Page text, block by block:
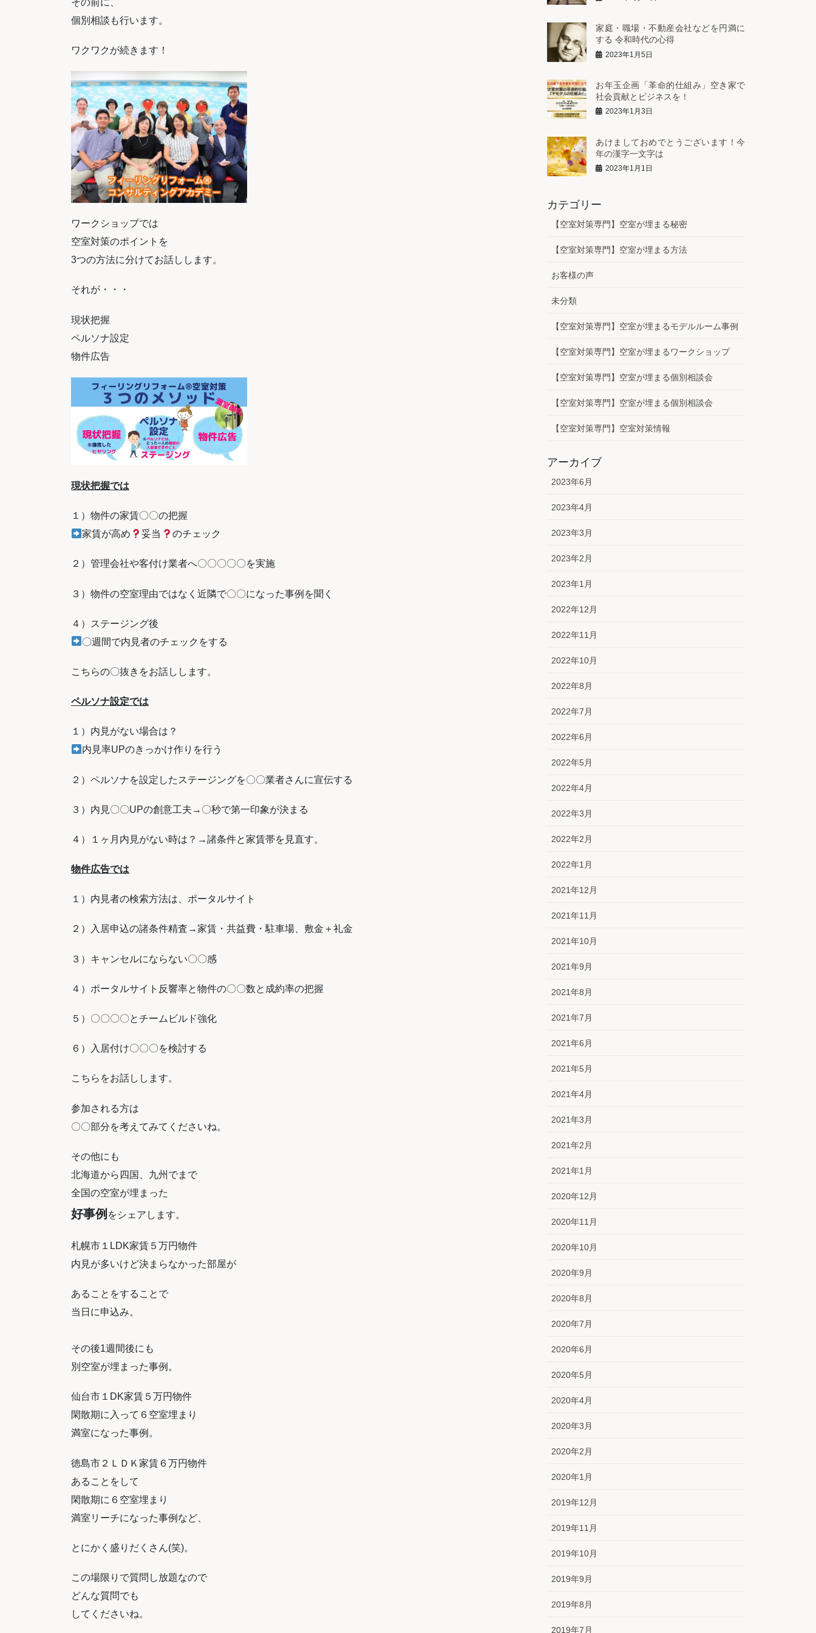
その前に、
個別相談も行います。
ワクワクが続きます！
ワークショップでは
空室対策のポイントを
3つの方法に分けてお話しします。
それが・・・
現状把握
ペルソナ設定
物件広告
現状把握では
１）物件の家賃〇〇の把握
家賃が高め
妥当 のチェック
２）管理会社や客付け業者へ〇〇〇〇〇を実施
３）物件の空室理由ではなく 近隣で〇〇になった事例を聞く
４）ステージング後
〇週間で内見者のチェックをする
こちらの〇抜きをお話しします。
ペルソナ設定では
１）内見がない場合は？
内見率UPのきっかけ作りを行う
２）ペルソナを設定したステージングを〇〇業者さんに宣伝する
３）内見〇〇UPの創意工夫 → 〇秒で第一印象が決まる
４）１ヶ月内見がない時は？ →諸条件と家賃帯を見直す。
物件広告では
１）内見者の検索方法は、ポータルサイト
２）入居申込の諸条件精査 →家賃・共益費・駐車場、敷金＋礼金
３）キャンセルにならない〇〇感
４）ポータルサイト反響率と物件の〇〇数と成約率の把握
５）〇〇〇〇とチームビルド強化
６）入居付け〇〇〇を検討する
こちらをお話しします。
参加される方は
〇〇部分を考えてみてくださいね。
その他にも
北海道から四国、九州でまで
全国の空室が埋まった
好事例 をシェアします。
札幌市１ LDK家賃５万円物件
内見が多いけど決まらなかった部屋が
あることをすることで
当日に申込み。
その後1週間後にも
別空室が埋まった事例。
仙台市１ DK家賃５万円物件
閑散期に入って ６空室埋まり
満室になった事例。
徳島市２ＬＤＫ家賃６万円物件
あることをして
閑散期に ６空室埋まり
満室リーチになった事例など、
とにかく盛りだくさん(笑)。
この場限りで質問し放題なので
どんな質問でも
してくださいね。
家庭・職場・不動産会社などを円満に
する 令和時代の心得
2023年1月5日
お年玉企画「革命的仕組み」空き家で
社会貢献とビジネスを！
2023年1月3日
あけましておめでとうございます！今
年の漢字一文字は
2023年1月1日
カテゴリー
【空室対策専門】空室が埋まる秘密
【空室対策専門】空室が埋まる方法
お客様の声
未分類
【空室対策専門】空室が埋まるモデルルーム事例
【空室対策専門】空室が埋まるワークショップ
【空室対策専門】空室が埋まる個別相談会
【空室対策専門】空室が埋まる個別相談会
【空室対策専門】空室対策情報
アーカイブ
2023年6月
2023年4月
2023年3月
2023年2月
2023年1月
2022年12月
2022年11月
2022年10月
2022年8月
2022年7月
2022年6月
2022年5月
2022年4月
2022年3月
2022年2月
2022年1月
2021年12月
2021年11月
2021年10月
2021年9月
2021年8月
2021年7月
2021年6月
2021年5月
2021年4月
2021年3月
2021年2月
2021年1月
2020年12月
2020年11月
2020年10月
2020年9月
2020年8月
2020年7月
2020年6月
2020年5月
2020年4月
2020年3月
2020年2月
2020年1月
2019年12月
2019年11月
2019年10月
2019年9月
2019年8月
2019年7月